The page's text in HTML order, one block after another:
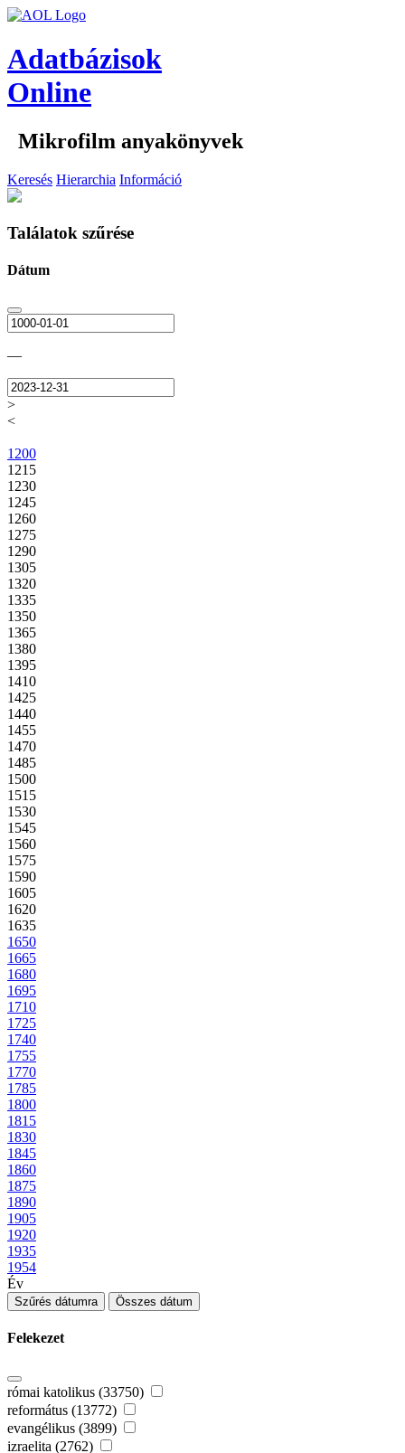
Adatbázisok
Online
Mikrofilm anyakönyvek
Keresés Hierarchia Információ
Találatok szűrése
Dátum
—
>
<
1200
1215
1230
1245
1260
1275
1290
1305
1320
1335
1350
1365
1380
1395
1410
1425
1440
1455
1470
1485
1500
1515
1530
1545
1560
1575
1590
1605
1620
1635
1650
1665
1680
1695
1710
1725
1740
1755
1770
1785
1800
1815
1830
1845
1860
1875
1890
1905
1920
1935
1954
Év
Szűrés dátumra Összes dátum
Felekezet
római katolikus (33750)
református (13772)
evangélikus (3899)
izraelita (2762)